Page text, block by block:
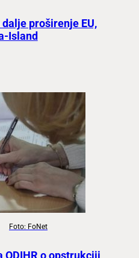
proširenje EU,
Island
Foto: FoNet
ODIHR o opstrukciji